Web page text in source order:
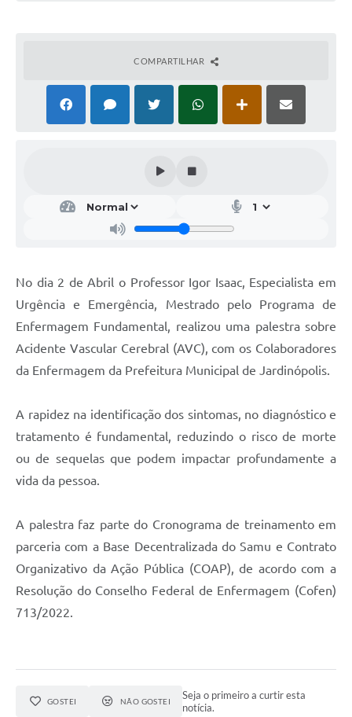
COMPARTILHAR
No dia 2 de Abril o Professor Igor Isaac, Especialista em
Urgência e Emergência, Mestrado pelo Programa de
Enfermagem Fundamental, realizou uma palestra sobre
Acidente Vascular Cerebral (AVC), com os Colaboradores
da Enfermagem da Prefeitura Municipal de Jardinópolis.
A rapidez na identificação dos sintomas, no diagnóstico e
tratamento é fundamental, reduzindo o risco de morte
ou de sequelas que podem impactar profundamente a
vida da pessoa.
A palestra faz parte do Cronograma de treinamento em
parceria com a Base Decentralizada do Samu e Contrato
Organizativo da Ação Pública (COAP), de acordo com a
Resolução do Conselho Federal de Enfermagem (Cofen)
713/2022.
GOSTEI NÃO GOSTEI
Seja o primeiro a curtir esta
notícia.